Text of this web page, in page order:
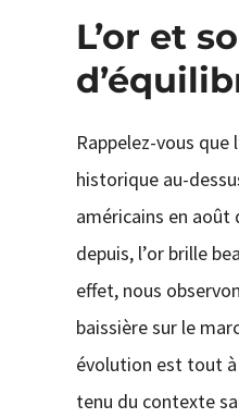
L’or et
Rappelez-vous que
historique au-
américains en août
depuis, l’or brille
effet, nous
baissière sur le
évolution est tout
tenu du contexte